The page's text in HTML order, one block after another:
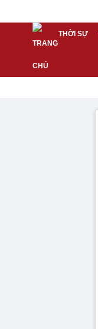
THỜI SỰ